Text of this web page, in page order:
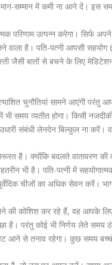
सम्मान में कमी ना आने दें। इस
परिणाम उत्पन्न करेगा। सिर्फ
है। पति-पत्नी आपसी सहयोग
जैसी बातों से बचने के लिए
चुनौतियां सामने आएंगी परंतु
भी समय व्यतीत होगा। किसी
संबंधी लेनदेन बिल्कुल ना
है। क्योंकि बदलते वातावरण की
भी है। पति-पत्नी में
चीजों का अधिक सेवन करें।
की कोशिश कर रहे हैं, वह आपके
है। परंतु कोई भी निर्णय लेते
आने से तनाव रहेगा। कुछ समय